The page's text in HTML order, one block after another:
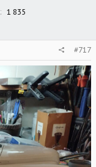
1 835
#717